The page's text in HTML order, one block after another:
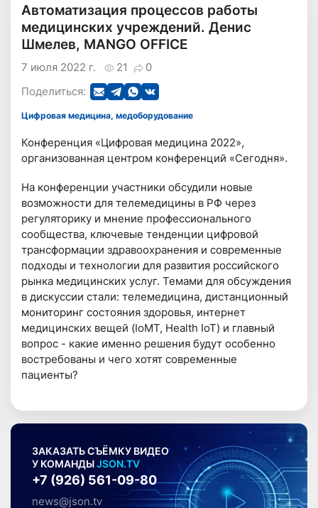
Автоматизация процессов работы
медицинских учреждений. Денис
Шмелев, MANGO OFFICE
21 0
7 июля 2022 г.
Поделиться:
Цифровая медицина, медоборудование
Конференция «Цифровая медицина 2022»,
организованная центром конференций «Сегодня».
На конференции участники обсудили новые
возможности для телемедицины в РФ через
регуляторику и мнение профессионального
сообщества, ключевые тенденции цифровой
трансформации здравоохранения и современные
подходы и технологии для развития российского
рынка медицинских услуг. Темами для обсуждения
в дискуссии стали: телемедицина, дистанционный
мониторинг состояния здоровья, интернет
медицинских вещей (IoMT, Health IoT) и главный
вопрос - какие именно решения будут особенно
востребованы и чего хотят современные
пациенты?
ЗАКАЗАТЬ СЪЁМКУ ВИДЕО
У КОМАНДЫJSON.TV
+7 (926) 561-09-80
news@json.tv